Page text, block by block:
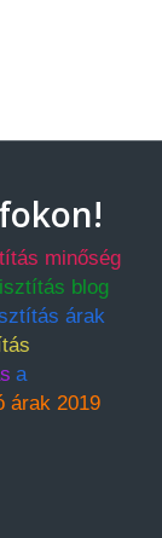
minőség
blog
árak
a
árak 2019